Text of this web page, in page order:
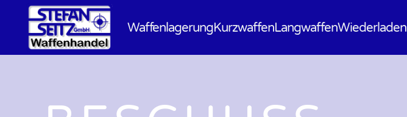
WaffenlagerungKurzwaffenLangwaffenWiederladen